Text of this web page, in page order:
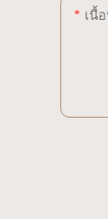
เนื้